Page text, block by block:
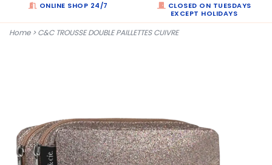
ONLINE SHOP 24/7
CLOSED ON TUESDAYS
EXCEPT HOLIDAYS
Home>C&C TROUSSE DOUBLE PAILLETTES CUIVRE